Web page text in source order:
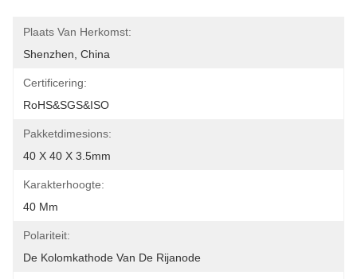
Plaats Van Herkomst:
Shenzhen, China
Certificering:
RoHS&SGS&ISO
Pakketdimesions:
40 X 40 X 3.5mm
Karakterhoogte:
40 Mm
Polariteit:
De Kolomkathode Van De Rijanode